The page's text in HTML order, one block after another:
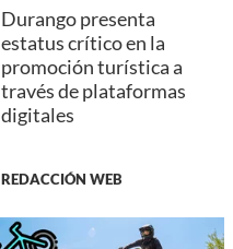
Durango presenta
estatus crítico en la
promoción turística a
través de plataformas
digitales
REDACCIÓN WEB